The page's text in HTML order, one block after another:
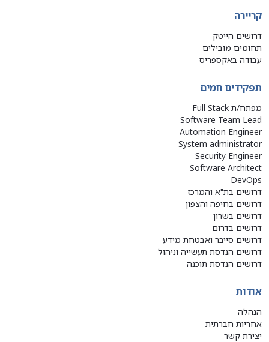
קריירה
דרושים הייטק
תחומים מובילים
עבודה באקספריס
תפקידים חמים
מפתח/ת Full Stack
Software Team Lead
Automation Engineer
System administrator
Security Engineer
Software Architect
DevOps
דרושים בת"א והמרכז
דרושים בחיפה והצפון
דרושים בשרון
דרושים בדרום
דרושים סייבר ואבטחת מידע
דרושים הנדסת תעשייה וניהול
דרושים הנדסת תוכנה
אודות
הנהלה
אחריות חברתית
יצירת קשר